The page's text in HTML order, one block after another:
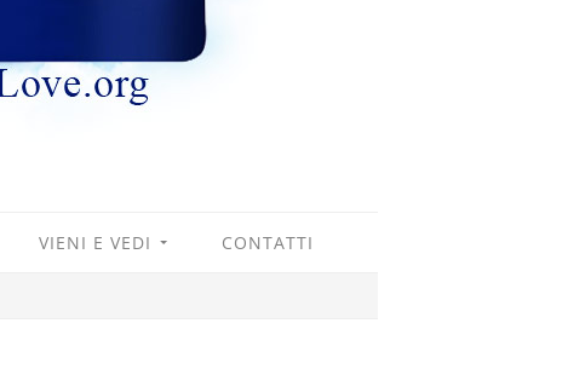
VIENI E VEDI CONTATTI